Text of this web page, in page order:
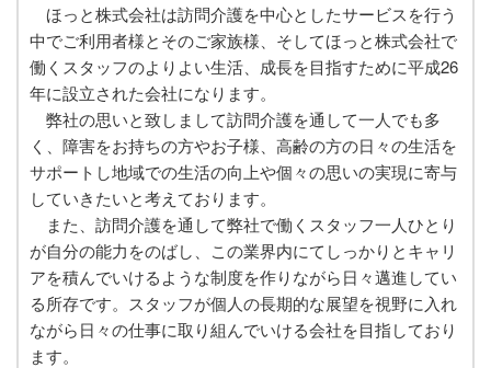
居宅介護支援センター
ケアプラン作成までの流れ
相談支援センター
介護タクシー
開業支援
まごのてグループが目指すもの
まごのてFCで夢を叶える
ほっと株式会社は訪問介護を中心としたサービスを行う
中でご利用者様とそのご家族様、そしてほっと株式会社で
働くスタッフのよりよい生活、成長を目指すために平成26
年に設立された会社になります。
弊社の思いと致しまして訪問介護を通して一人でも多
く、障害をお持ちの方やお子様、高齢の方の日々の生活を
サポートし地域での生活の向上や個々の思いの実現に寄与
していきたいと考えております。
また、訪問介護を通して弊社で働くスタッフ一人ひとり
が自分の能力をのばし、この業界内にてしっかりとキャリ
アを積んでいけるような制度を作りながら日々邁進してい
る所存です。スタッフが個人の長期的な展望を視野に入れ
ながら日々の仕事に取り組んでいける会社を目指しており
ます。